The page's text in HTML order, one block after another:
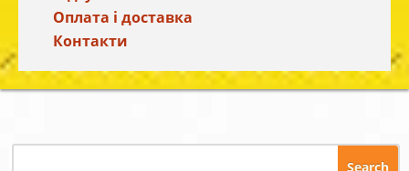
Оплата і доставка
Контакти